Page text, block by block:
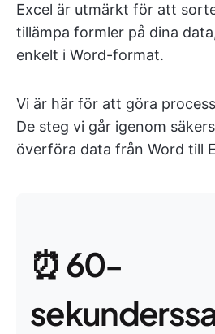
Excel är utmärkt för att
tillämpa formler på dina
enkelt i Word-format.
Vi är här för att göra
De steg vi går igenom
överföra data från Word till
⏰ 60-